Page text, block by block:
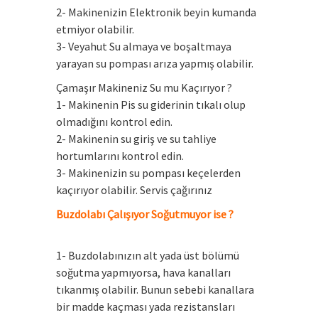
2- Makinenizin Elektronik beyin kumanda
etmiyor olabilir.
3- Veyahut Su almaya ve boşaltmaya
yarayan su pompası arıza yapmış olabilir.
Çamaşır Makineniz Su mu Kaçırıyor ?
1- Makinenin Pis su giderinin tıkalı olup
olmadığını kontrol edin.
2- Makinenin su giriş ve su tahliye
hortumlarını kontrol edin.
3- Makinenizin su pompası keçelerden
kaçırıyor olabilir. Servis çağırınız
Buzdolabı Çalışıyor Soğutmuyor ise ?
1- Buzdolabınızın alt yada üst bölümü
soğutma yapmıyorsa, hava kanalları
tıkanmış olabilir. Bunun sebebi kanallara
bir madde kaçması yada rezistansları